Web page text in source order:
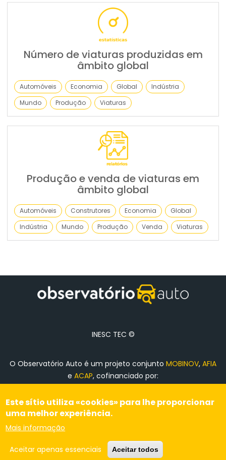
Número de viaturas produzidas em
âmbito global
Automóveis Economia Global
Indústria
Mundo
Produção Viaturas
Produção e venda de viaturas em
âmbito global
Automóveis Construtores Economia
Global
Indústria
Mundo Produção Venda Viaturas
INESC TEC ©
O Observatório Auto é um projeto conjunto MOBINOV, AFIA
e ACAP, cofinanciado por:
Ficha de Projeto
Topo
Este sítio utiliza «cookies» para lhe proporcionar
uma melhor experiência.
Mais informação
Aceitar apenas essenciais Aceitar todos